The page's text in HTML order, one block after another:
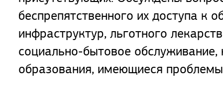
беспрепятственного их доступа к
инфраструктур, льготного
социально-бытовое
образования, имеющиеся